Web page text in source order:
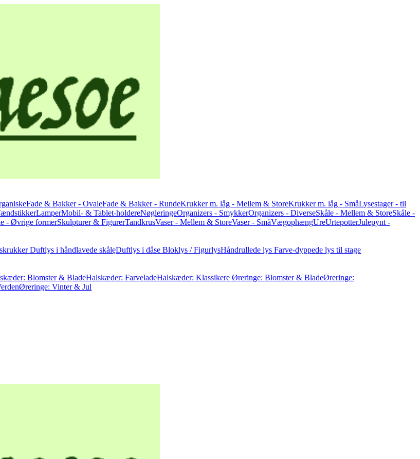
Fade & Bakker - OvaleFade & Bakker - RundeKrukker m. låg - Mellem & StoreKrukker m. låg - SmåLysestager - til
LamperMobil- & Tablet-holdereNøgleringeOrganizers - SmykkerOrganizers - DiverseSkåle - Mellem & StoreSkåle -
- Øvrige formerSkulpturer & FigurerTandkrusVaser - Mellem & StoreVaser - SmåVægophængUreUrtepotterJulepynt -
Duftlys i håndlavede skålęDuftlys i dåse Bloklys / FigurlysHåndrullede lys Farve-dyppede lys til stage
Blomster & BladeHalskæder: FarveladeHalskæder: Klassikere Øreringe: Blomster & BladeØreringe:
Øreringe: Vinter & Jul